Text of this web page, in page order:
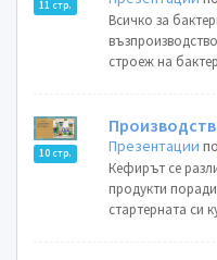
11 стр.
Всичко за
строеж на
10 стр. Презентации
Кефирът се
продукти
стартерната си